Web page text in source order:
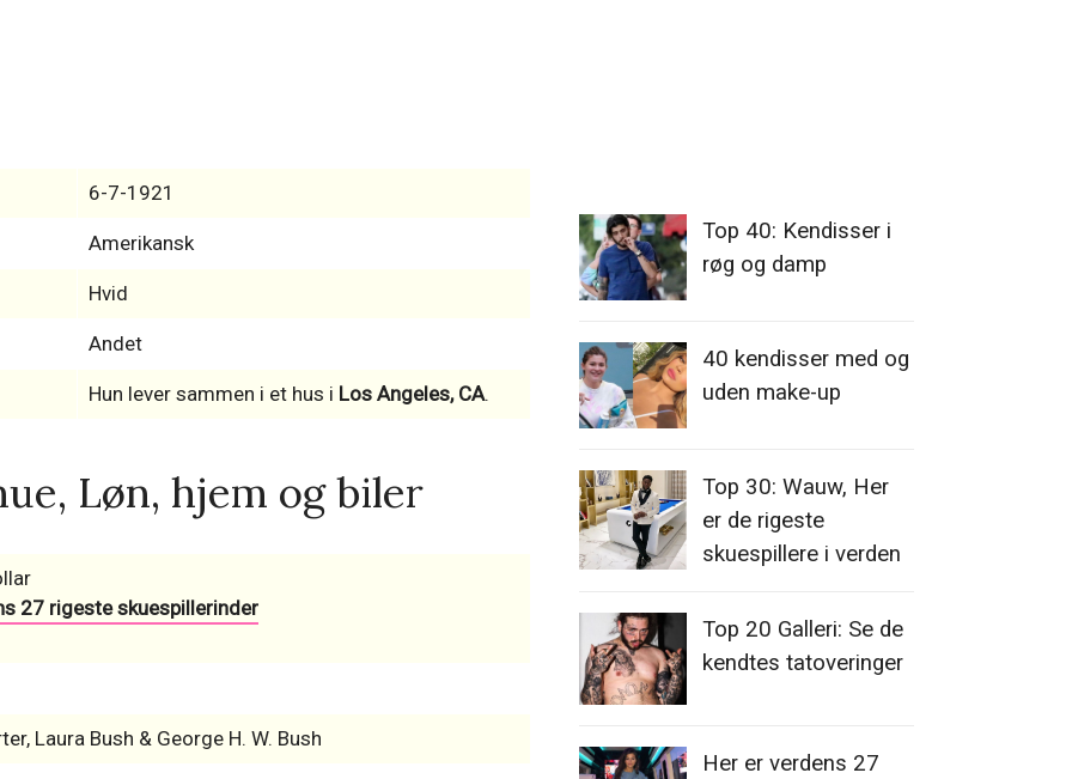
6-7-1921
Amerikansk
Hvid
Andet
Hun lever sammen i et hus i Los Angeles, CA.
Løn, hjem og biler
27 rigeste skuespillerinder
Laura Bush & George H. W. Bush
Top 40: Kendisser i
røg og damp
40 kendisser med og
uden make-up
Top 30: Wauw, Her
er de rigeste
skuespillere i verden
Top 20 Galleri: Se de
kendtes tatoveringer
Her er verdens 27